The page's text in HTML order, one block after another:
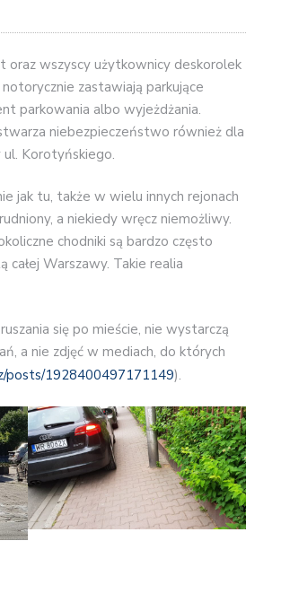
oraz wszyscy użytkownicy deskorolek
notorycznie zastawiają parkujące
parkowania albo wyjeżdżania.
niebezpieczeństwo również dla
ul. Korotyńskiego.
jak tu, także w wielu innych rejonach
a niekiedy wręcz niemożliwy.
chodniki są bardzo często
Warszawy. Takie realia
się po mieście, nie wystarczą
a nie zdjęć w mediach, do których
posts/1928400497171149).